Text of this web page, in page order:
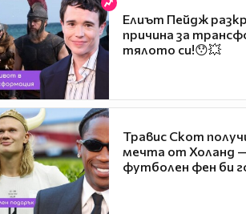
Елиът Пейдж
причина за
тялото си!😯💥
Травис Скот
мечта от Холанд —
футболен фен би